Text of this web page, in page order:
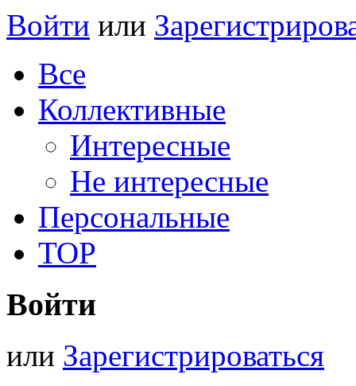
Войти или
Все
Коллективные
Интересные
Не интересные
Персональные
TOP
Войти
или Зарегистрироваться